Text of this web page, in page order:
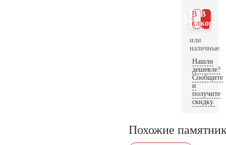
В
В 1
клик
или
наличные.
Нашли
дешевле?
Сообщите
и
получите
скидку.
Похожие